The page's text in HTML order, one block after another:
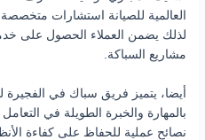
العالمية للصيانة استشارات
لذلك يضمن العملاء الحصول على
مشاريع السباكة.
أيضا، يتميز فريق سباك في الفجيرة
بالمهارة والخبرة الطويلة في
نصائح عملية للحفاظ على كفاءة